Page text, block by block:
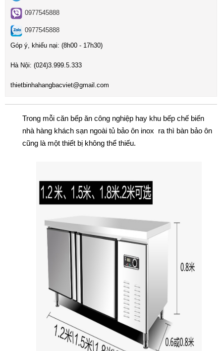
0977545888
0977545888
Góp ý, khiếu nại: (8h00 - 17h30)
Hà Nội: (024)3 .999.5.333
thietbinhahangbacviet@gmail.com
Trong mỗi căn bếp ăn công nghiệp hay khu bếp chế biến
nhà hàng khách sạn ngoài tủ bảo ôn inox ra thì bàn bảo ôn
cũng là một thiết bị không thể thiếu.